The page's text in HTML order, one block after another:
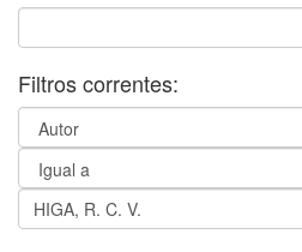
Filtros correntes: